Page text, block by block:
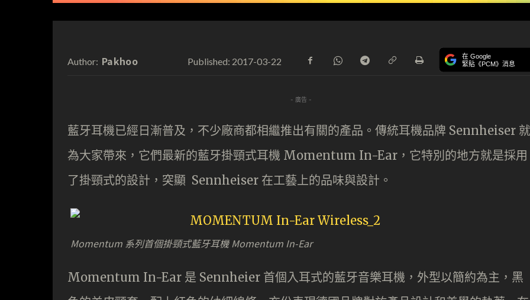
Author: Pakhoo Published: 2017-03-22 在 Google
緊貼《PCM》消息
- 廣告 -
藍牙耳機已經日漸普及，不少廠商都相繼推出有關的產品。傳統耳機品牌 Sennheiser 就
為大家帶來，它們最新的藍牙掛頸式耳機 Momentum In-Ear，它特別的地方就是採用
了掛頸式的設計，突顯 Sennheiser 在工藝上的品味與設計。
Momentum 系列首個掛頸式藍牙耳機 Momentum In-Ear
Momentum In-Ear 是 Sennheier 首個入耳式的藍牙音樂耳機，外型以簡約為主，黑